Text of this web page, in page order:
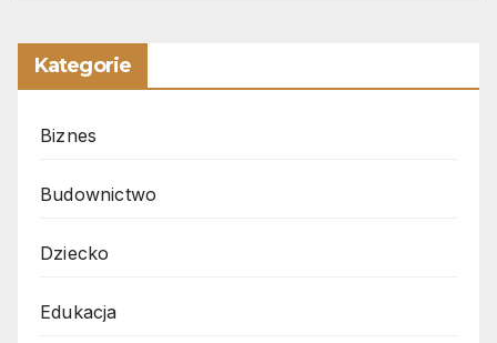
Kategorie
Biznes
Budownictwo
Dziecko
Edukacja